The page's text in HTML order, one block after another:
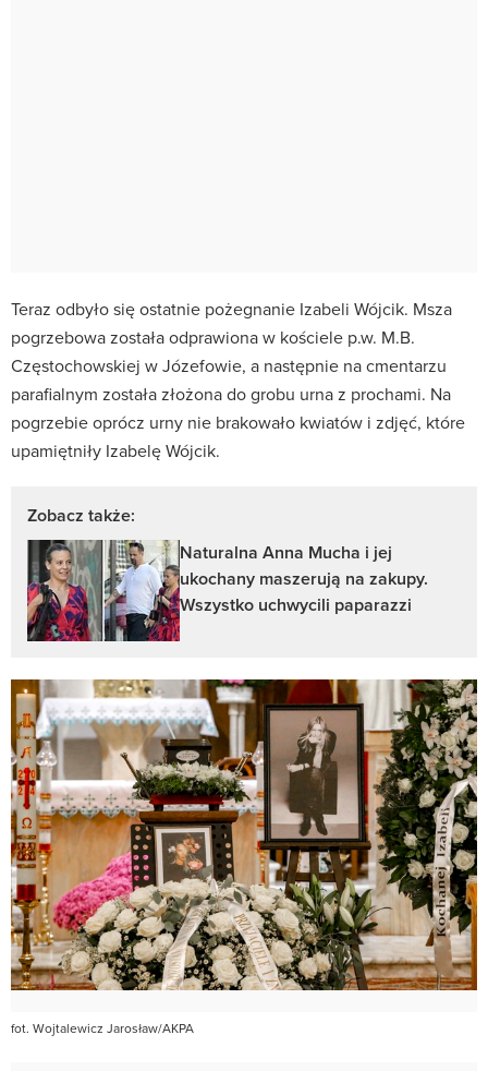
Teraz odbyło się ostatnie pożegnanie Izabeli Wójcik. Msza
pogrzebowa została odprawiona w kościele p.w. M.B.
Częstochowskiej w Józefowie, a następnie na cmentarzu
parafialnym została złożona do grobu urna z prochami. Na
pogrzebie oprócz urny nie brakowało kwiatów i zdjęć, które
upamiętniły Izabelę Wójcik.
Zobacz także:
Naturalna Anna Mucha i jej
ukochany maszerują na zakupy.
Wszystko uchwycili paparazzi
fot. Wojtalewicz Jarosław/AKPA